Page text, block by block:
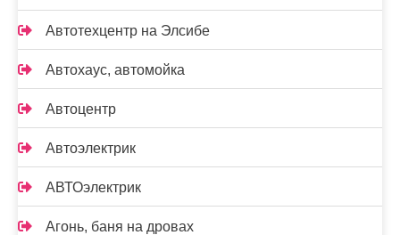
Автотехцентр на Элсибе
Автохаус, автомойка
Автоцентр
Автоэлектрик
АВТОэлектрик
Агонь, баня на дровах